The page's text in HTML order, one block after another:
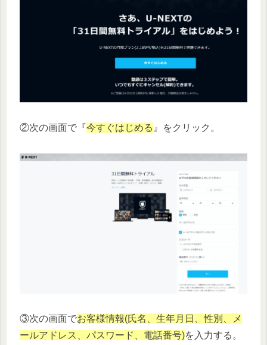
②次の画面で『今すぐはじめる 』をクリック。
③次の画面でお客様情報(氏名、生年月日、性別、メ
ールアドレス、パスワード、電話番号)を入力する。